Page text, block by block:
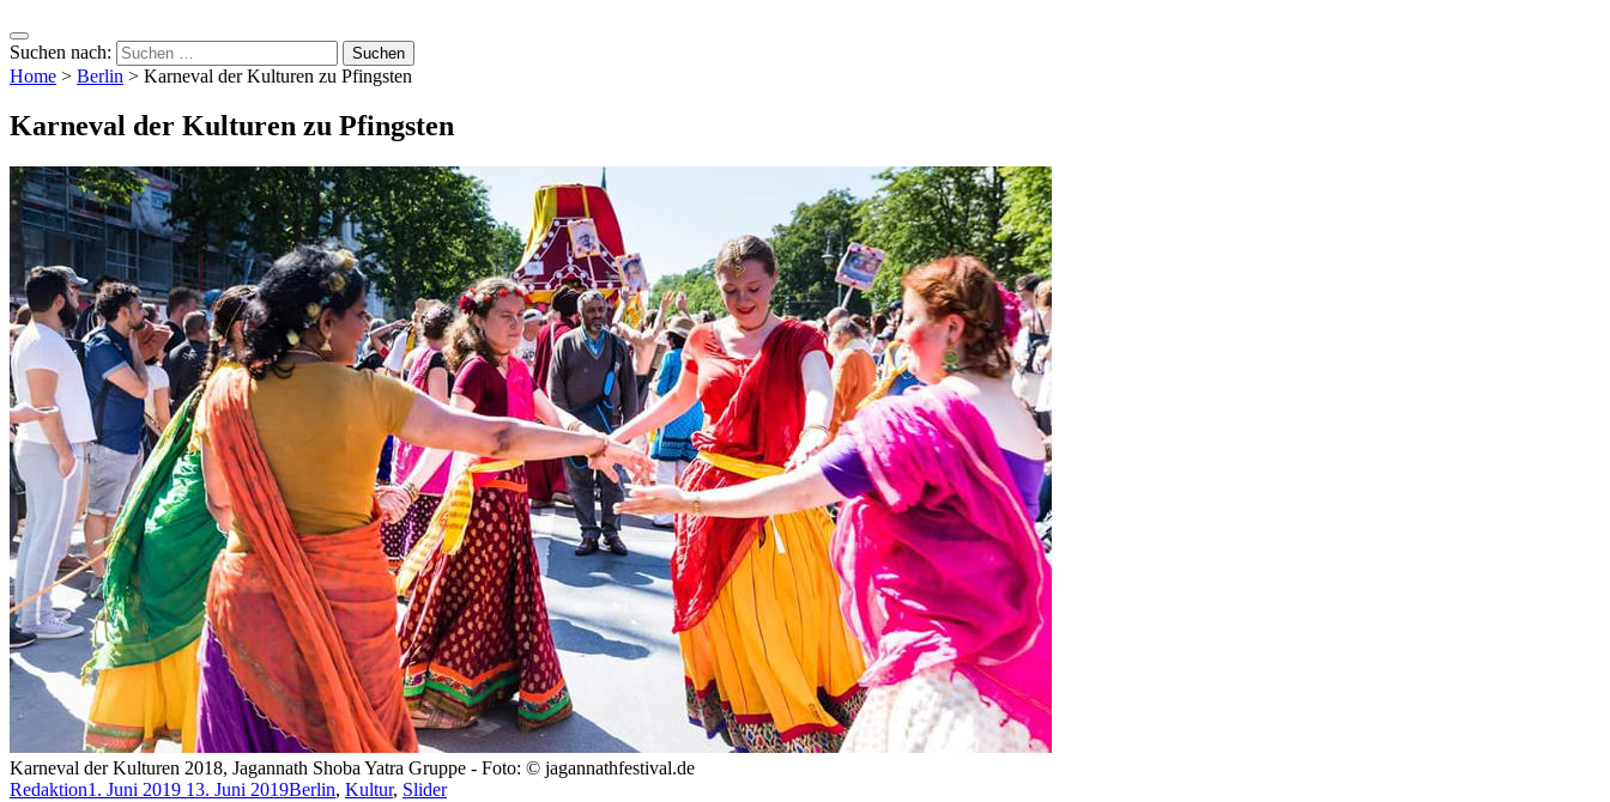
Suchen nach:
Home > Berlin > Karneval der Kulturen zu Pfingsten
Karneval der Kulturen zu Pfingsten
Karneval der Kulturen 2018, Jagannath Shoba Yatra Gruppe - Foto: © jagannathfestival.de
Redaktion1. Juni 2019 13. Juni 2019Berlin, Kultur, Slider